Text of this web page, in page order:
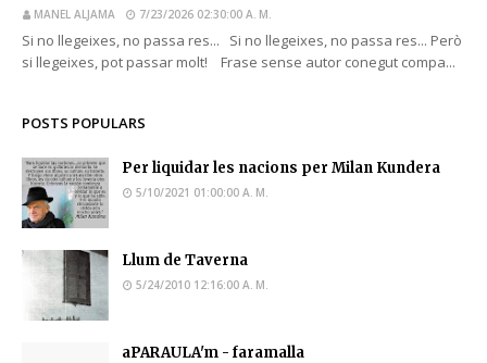
MANEL ALJAMA 7/23/2026 02:30:00 A. M.
Si no llegeixes, no passa res... Si no llegeixes, no passa res... Però
si llegeixes, pot passar molt! Frase sense autor conegut compa...
POSTS POPULARS
Per liquidar les nacions per Milan Kundera
5/10/2021 01:00:00 A. M.
Llum de Taverna
5/24/2010 12:16:00 A. M.
aPARAULA'm - faramalla